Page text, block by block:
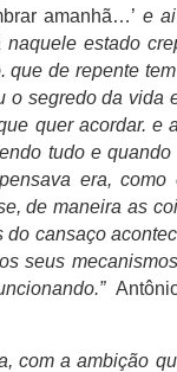
amanhã…’ e
estado
que de repente
o segredo da vida
quer acordar. e
tudo e
era, como
de maneira as
cansaço
seus
com a ambição